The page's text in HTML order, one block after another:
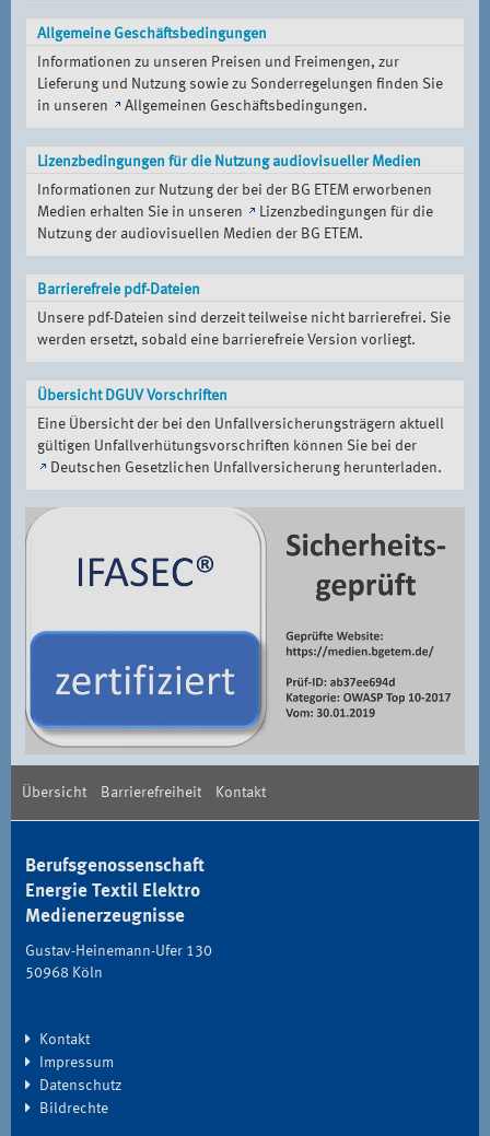
Allgemeine Geschäftsbedingungen
Informationen zu unseren Preisen und Freimengen, zur
Lieferung und Nutzung sowie zu Sonderregelungen finden Sie
in unseren
Allgemeinen Geschäftsbedingungen.
Lizenzbedingungen für die Nutzung audiovisueller Medien
Informationen zur Nutzung der bei der BG ETEM erworbenen
Medien erhalten Sie in unseren
Lizenzbedingungen für die
Nutzung der audiovisuellen Medien der BG ETEM.
Barrierefreie pdf-Dateien
Unsere pdf-Dateien sind derzeit teilweise nicht barrierefrei. Sie
werden ersetzt, sobald eine barrierefreie Version vorliegt.
Übersicht DGUV Vorschriften
Eine Übersicht der bei den Unfallversicherungsträgern aktuell
gültigen Unfallverhütungsvorschriften können Sie bei der
Deutschen Gesetzlichen Unfallversicherung herunterladen.
Übersicht Barrierefreiheit Kontakt
Berufsgenossenschaft
Energie Textil Elektro
Medienerzeugnisse
Gustav-Heinemann-Ufer 130
50968 Köln
Kontakt
Impressum
Datenschutz
Bildrechte